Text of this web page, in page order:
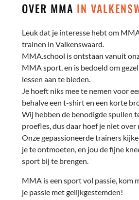
OVER MMA IN
Leuk dat je interesse hebt om
trainen in Valkenswaard.
MMA.school is ontstaan vanuit
MMA sport, en is bedoeld om
lessen aan te bieden.
Je hoeft niks mee te nemen voor
behalve een t-shirt en een korte
Wij hebben de benodigde spullen
proefles, dus daar hoef je niet over
Onze gepassioneerde trainers
je te ontmoeten, en jou de fijne
sport bij te brengen.
MMA is een sport vol passie, kom
je passie met gelijkgestemden!